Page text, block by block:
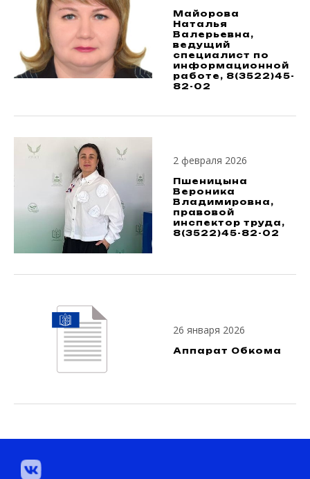
Майорова
Наталья
Валерьевна,
ведущий
специалист по
информационной
работе, 8(3522)45-
82-02
2 февраля 2026
Пшеницына
Вероника
Владимировна,
правовой
инспектор труда,
8(3522)45-82-02
26 января 2026
Аппарат Обкома